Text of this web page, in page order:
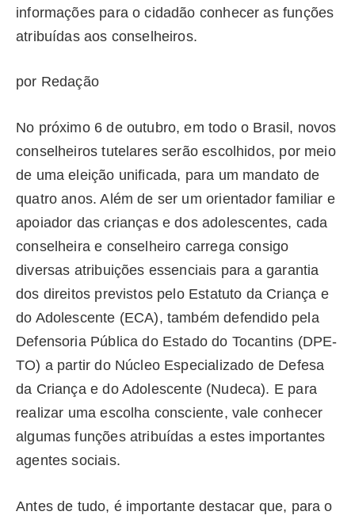
informações para o cidadão conhecer as funções
atribuídas aos conselheiros.
por Redação
No próximo 6 de outubro, em todo o Brasil, novos
conselheiros tutelares serão escolhidos, por meio
de uma eleição unificada, para um mandato de
quatro anos. Além de ser um orientador familiar e
apoiador das crianças e dos adolescentes, cada
conselheira e conselheiro carrega consigo
diversas atribuições essenciais para a garantia
dos direitos previstos pelo Estatuto da Criança e
do Adolescente (ECA), também defendido pela
Defensoria Pública do Estado do Tocantins (DPE-
TO) a partir do Núcleo Especializado de Defesa
da Criança e do Adolescente (Nudeca). E para
realizar uma escolha consciente, vale conhecer
algumas funções atribuídas a estes importantes
agentes sociais.
Antes de tudo, é importante destacar que, para o